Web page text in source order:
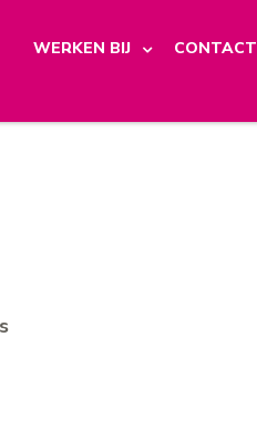
WERKEN BIJ CONTACT